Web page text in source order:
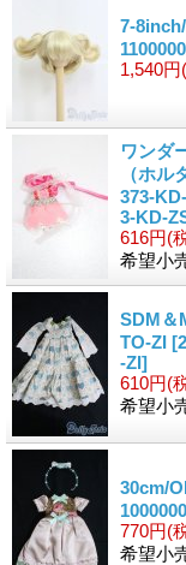
7-
1,540円
ワンダ
（ホ
373-
3-KD-
616円(
希望小
SDM＆
TO-ZI
-ZI]
610円(
希望小
30cm/
770円(
希望小